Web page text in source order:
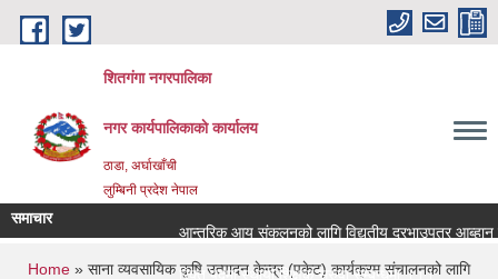
Skip to main content
शितगंगा नगरपालिका
नगर कार्यपालिकाकाे कार्यालय
ठाडा, अर्घाखाँची
लुम्बिनी प्रदेश नेपाल
समाचार
आन्तरिक आय संकलनको लागि विद्युतीय दरभाउपत्र आब्हान
रिक्त पदमा स्थायी शिक्षक सरुवा सम्बन्धमा ।।।
Home » साना व्यवसायिक कृषि उत्पादन केन्द्र (पकेट) कार्यक्रम संचालनको लागि